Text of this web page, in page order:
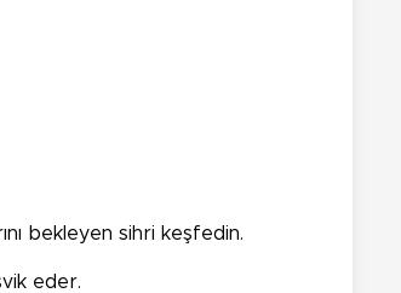
bekleyen sihri keşfedin.
eder.